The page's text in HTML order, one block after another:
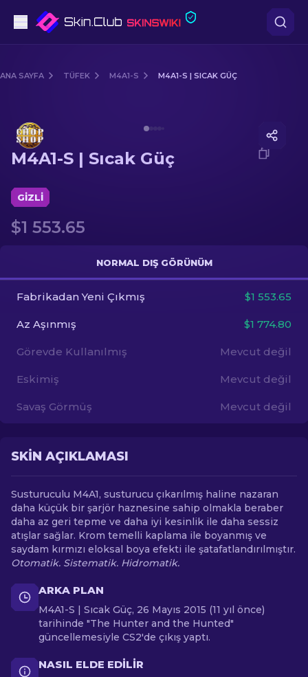
Tüfek
Dürbünlü Tüfek
Bıçaklar
Eldiven
Diğer
ANA SAYFA TÜFEK M4A1-S M4A1-S | SICAK GÜÇ
M4A1-S | Sıcak Güç
GIZLI
$1 553.65
NORMAL DIŞ GÖRÜNÜM
Fabrikadan Yeni Çıkmış $1 553.65
Az Aşınmış $1 774.80
Görevde Kullanılmış Mevcut değil
Eskimiş Mevcut değil
Savaş Görmüş Mevcut değil
SKIN AÇIKLAMASI
Susturuculu M4A1, susturucu çıkarılmış haline nazaran
daha küçük bir şarjör haznesine sahip olmakla beraber
daha az geri tepme ve daha iyi kesinlik ile daha sessiz
atışlar sağlar. Krom temelli kaplama ile boyanmış ve
saydam kırmızı eloksal boya efekti ile şatafatlandırılmıştır.
Otomatik. Sistematik. Hidromatik.
ARKA PLAN
M4A1-S | Sıcak Güç, 26 Mayıs 2015 (11 yıl önce)
tarihinde "The Hunter and the Hunted"
güncellemesiyle CS2'de çıkış yaptı.
NASIL ELDE EDILIR